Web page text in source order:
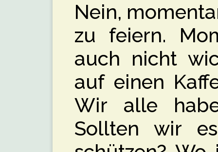
Nein,
zu feiern.
auch nicht
auf einen
Wir alle
Sollten wir